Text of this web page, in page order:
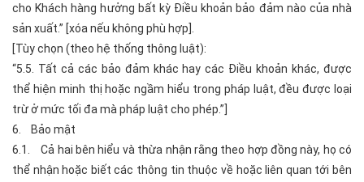
cho Khách hàng hưởng bất kỳ Điều khoản bảo đảm nào của nhà
sản xuất.” [xóa nếu không phù hợp].
[Tùy chọn (theo hệ thống thông luật):
“5.5. Tất cả các bảo đảm khác hay các Điều khoản khác, được
thể hiện minh thị hoặc ngầm hiểu trong pháp luật, đều được loại
trừ ở mức tối đa mà pháp luật cho phép.”]
6. Bảo mật
6.1. Cả hai bên hiểu và thừa nhận rằng theo hợp đồng này, họ có
thể nhận hoặc biết các thông tin thuộc về hoặc liên quan tới bên